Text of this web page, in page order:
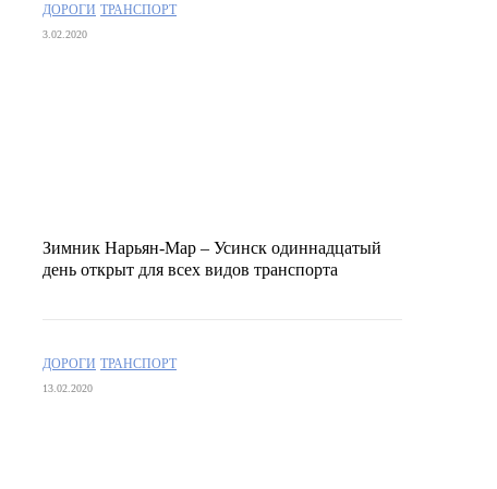
ДОРОГИ ТРАНСПОРТ
3.02.2020
Зимник Нарьян-Мар – Усинск одиннадцатый
день открыт для всех видов транспорта
ДОРОГИ ТРАНСПОРТ
13.02.2020